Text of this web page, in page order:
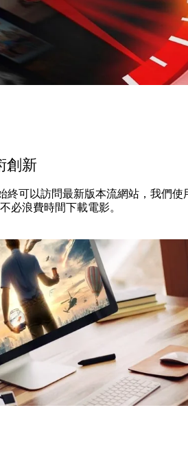
創新
終可以訪問最新版本流網站，我們使
必浪費時間下載電影。